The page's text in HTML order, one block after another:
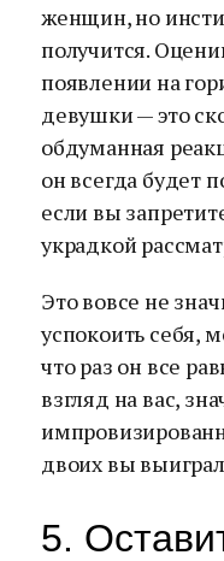
женщин, но
получится.
появлении на
девушки — это
обдуманная
он всегда будет
если вы
украдкой
Это вовсе не
успокоить себя,
что раз он все
взгляд на вас,
двоих вы
5.